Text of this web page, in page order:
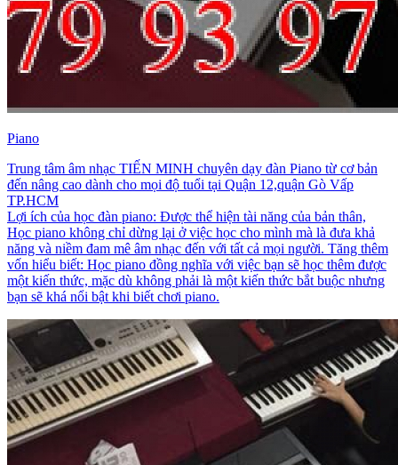
Piano
Trung tâm âm nhạc TIẾN MINH chuyên dạy đàn Piano từ cơ bản
đến nâng cao dành cho mọi độ tuổi tại Quận 12,quận Gò Vấp
TP.HCM
Lợi ích của học đàn piano: Được thể hiện tài năng của bản thân,
Học piano không chỉ dừng lại ở việc học cho mình mà là đưa khả
năng và niềm đam mê âm nhạc đến với tất cả mọi người. Tăng thêm
vốn hiểu biết: Học piano đồng nghĩa với việc bạn sẽ học thêm được
một kiến thức, mặc dù không phải là một kiến thức bắt buộc nhưng
bạn sẽ khá nổi bật khi biết chơi piano.